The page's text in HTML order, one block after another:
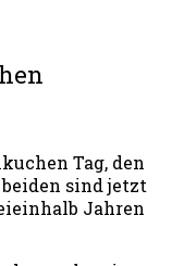
Tag, den
sind jetzt
Jahren